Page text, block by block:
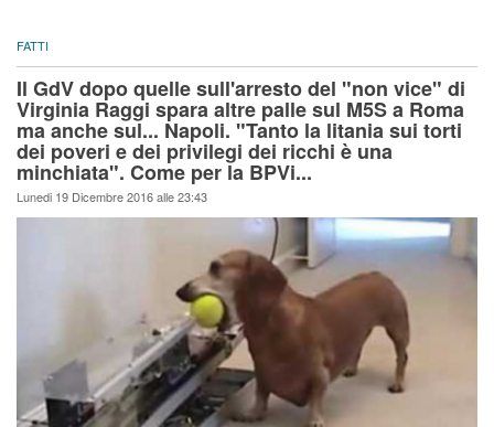
FATTI
Il GdV dopo quelle sull'arresto del "non vice" di
Virginia Raggi spara altre palle sul M5S a Roma
ma anche sul... Napoli. "Tanto la litania sui torti
dei poveri e dei privilegi dei ricchi è una
minchiata". Come per la BPVi...
Lunedi 19 Dicembre 2016 alle 23:43